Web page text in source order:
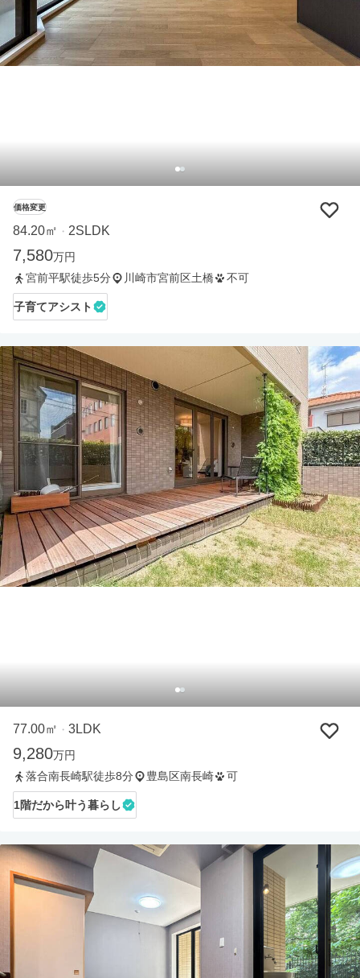
価格変更
84.20㎡ ・ 2SLDK
7,580万円
宮前平駅徒歩5分
川崎市宮前区土橋 不可
子育てアシスト
77.00㎡ ・ 3LDK
9,280万円
落合南長崎駅徒歩8分
豊島区南長崎 可
1階だから叶う暮らし